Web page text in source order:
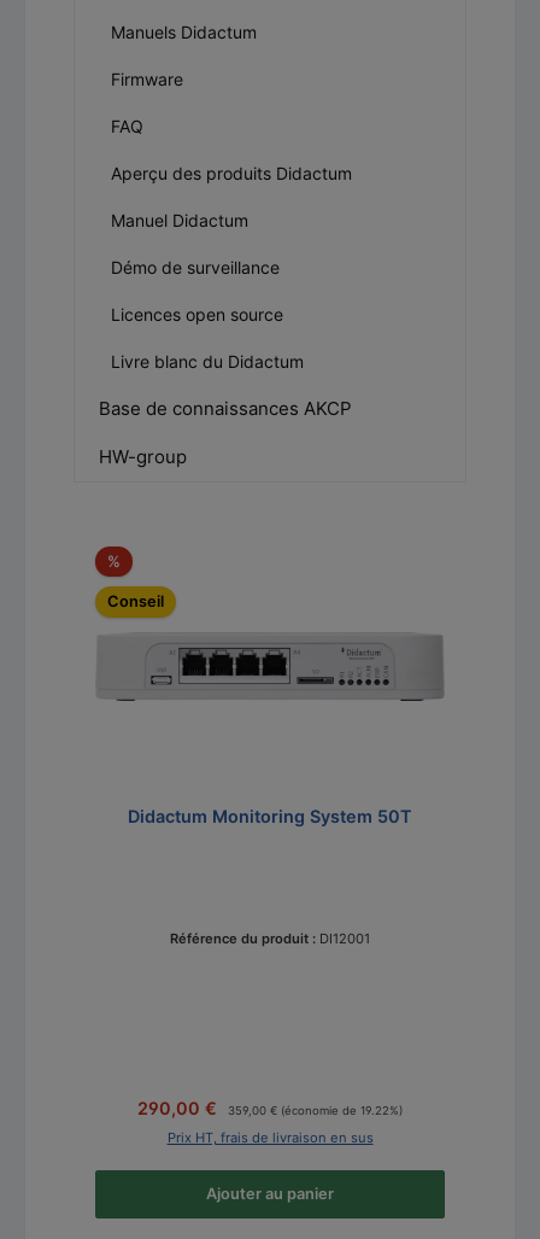
Manuels Didactum
Firmware
FAQ
Aperçu des produits Didactum
Manuel Didactum
Démo de surveillance
Licences open source
Livre blanc du Didactum
Base de connaissances AKCP
HW-group
Ignorer la galerie de produits
%Réduction
Conseil
Didactum Monitoring System 50T
Référence du produit : DI12001
Prix de vente :
290,00 € 359,00 € (économie de 19.22%)
Prix HT, frais de livraison en sus
Ajouter au panier